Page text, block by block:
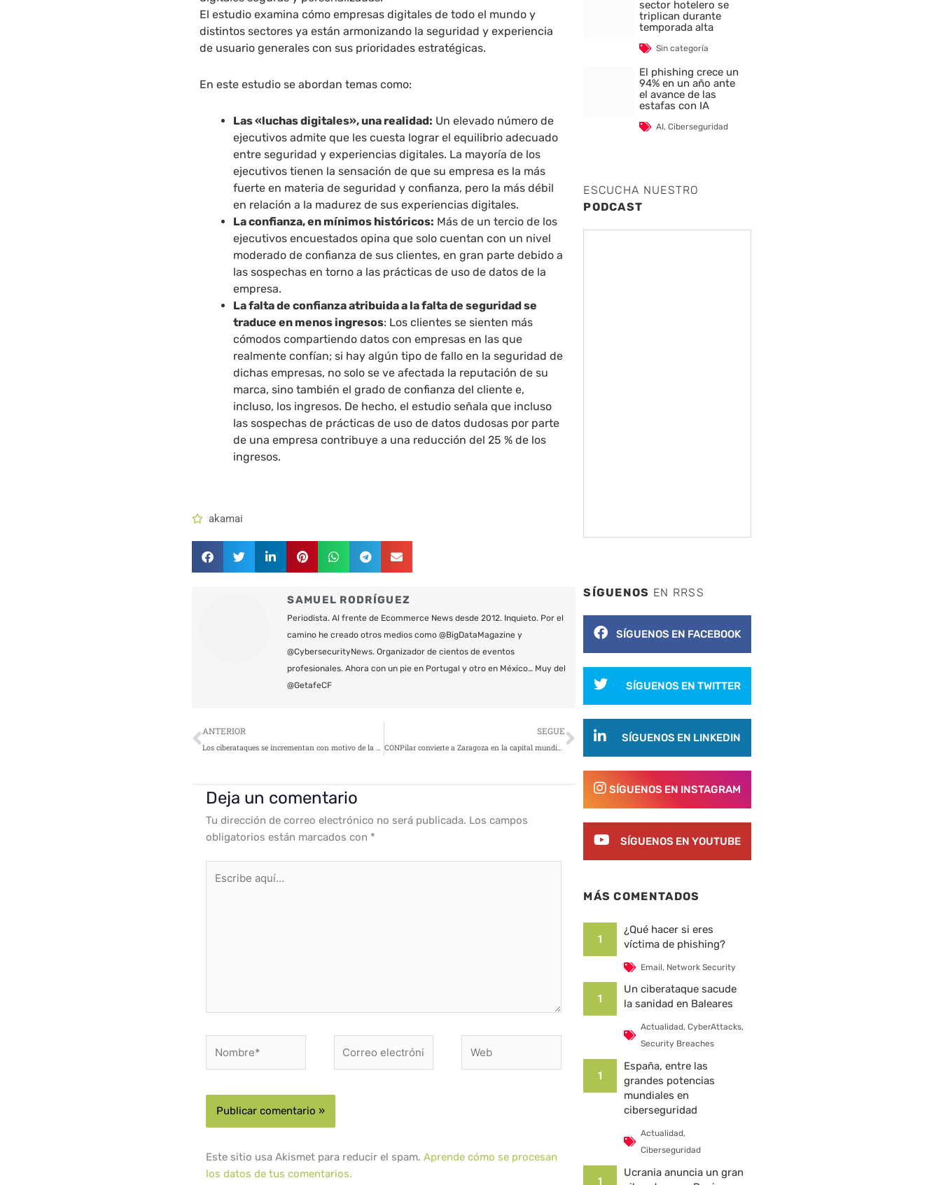
El estudio examina cómo empresas digitales de todo el mundo y
distintos sectores ya están armonizando la seguridad y experiencia
de usuario generales con sus prioridades estratégicas.
En este estudio se abordan temas como:
Las «luchas digitales», una realidad: Un elevado número de
ejecutivos admite que les cuesta lograr el equilibrio adecuado
entre seguridad y experiencias digitales. La mayoría de los
ejecutivos tienen la sensación de que su empresa es la más
fuerte en materia de seguridad y confianza, pero la más débil
en relación a la madurez de sus experiencias digitales.
La confianza, en mínimos históricos: Más de un tercio de los
ejecutivos encuestados opina que solo cuentan con un nivel
moderado de confianza de sus clientes, en gran parte debido a
las sospechas en torno a las prácticas de uso de datos de la
empresa.
La falta de confianza atribuida a la falta de seguridad se
traduce en menos ingresos: Los clientes se sienten más
cómodos compartiendo datos con empresas en las que
realmente confían; si hay algún tipo de fallo en la seguridad de
dichas empresas, no solo se ve afectada la reputación de su
marca, sino también el grado de confianza del cliente e,
incluso, los ingresos. De hecho, el estudio señala que incluso
las sospechas de prácticas de uso de datos dudosas por parte
de una empresa contribuye a una reducción del 25 % de los
ingresos.
akamai
SAMUEL RODRÍGUEZ
Periodista. Al frente de Ecommerce News desde 2012. Inquieto. Por el
camino he creado otros medios como @BigDataMagazine y
@CybersecurityNews. Organizador de cientos de eventos
profesionales. Ahora con un pie en Portugal y otro en México… Muy del
@GetafeCF
Ant
ANTERIOR
Los ciberataques se incrementan con motivo de la declaración de la Renta 2017
SEGUE
CONPilar convierte a Zaragoza en la capital mundial de la ciberseguridad
Siguiente
Deja un comentario
Tu dirección de correo electrónico no será publicada. Los campos
obligatorios están marcados con *
aquí...
electrónico*
Este sitio usa Akismet para reducir el spam.Aprende cómo se procesan
los datos de tus comentarios.
sector hotelero se
triplican durante
temporada alta
Sin categoría
El phishing crece un
94% en un año ante
el avance de las
estafas con IA
AI,Ciberseguridad
ESCUCHA NUESTRO
PODCAST
SÍGUENOS EN RRSS
SÍGUENOS EN FACEBOOK
SÍGUENOS EN TWITTER
SÍGUENOS EN LINKEDIN
SÍGUENOS EN INSTAGRAM
SÍGUENOS EN YOUTUBE
MÁS COMENTADOS
1
¿Qué hacer si eres
víctima de phishing?
Email, Network Security
1
Un ciberataque sacude
la sanidad en Baleares
Actualidad, CyberAttacks,
Security Breaches
1
España, entre las
grandes potencias
mundiales en
ciberseguridad
Actualidad,
Ciberseguridad
1
Ucrania anuncia un gran